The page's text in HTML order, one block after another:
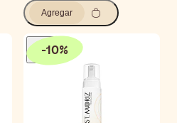
Agregar
-10%